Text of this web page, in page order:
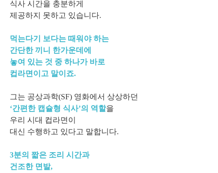
식사 시간을 충분하게
제공하지 못하고 있습니다.
먹는다기 보다는 때워야 하는
간단한 끼니 한가운데에
놓여 있는 것 중 하나가 바로
컵라면이고 말이죠.
그는 공상과학(SF) 영화에서 상상하던
‘간편한 캡슐형 식사’의 역할을
우리 시대 컵라면이
대신 수행하고 있다고 말합니다.
3분의 짧은 조리 시간과
건조한 면발,